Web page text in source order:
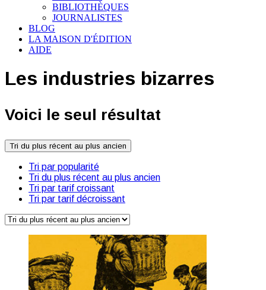
BIBLIOTHÈQUES
JOURNALISTES
BLOG
LA MAISON D'ÉDITION
AIDE
Les industries bizarres
Voici le seul résultat
Tri du plus récent au plus ancien
Tri par popularité
Tri du plus récent au plus ancien
Tri par tarif croissant
Tri par tarif décroissant